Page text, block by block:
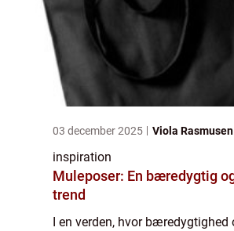
03 december 2025 Viola Rasmusen
inspiration
Muleposer: En bæredygtig
trend
I en verden, hvor bæredygtighed